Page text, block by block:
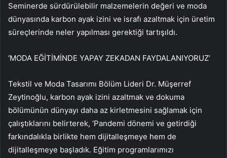
Seminerde sürdürülebilir malzemelerin değeri ve moda
dünyasında karbon ayak izini ve israfı azaltmak için üretim
süreçlerinde neler yapılması gerektiği tartışıldı.
‘MODA EĞİTİMİNDE YAPAY ZEKADAN FAYDALANIYORUZ’
Tekstil ve Moda Tasarımı Bölüm Lideri Dr. Müşerref
Zeytinoğlu, karbon ayak izini azaltmak ve dokuma
bölümünün dünyayı daha az kirletmesini sağlamak için
çalıştıklarını belirterek, ‘Pandemi dönemi ve getirdiği
farkındalıkla birlikte hem dijitalleşmeye hem de
dijitalleşmeye başladık. Eğitim programlarımızı